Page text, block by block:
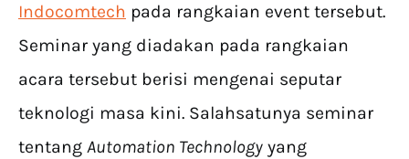
Indocomtech pada rangkaian event tersebut.
Seminar yang diadakan pada rangkaian
acara tersebut berisi mengenai seputar
teknologi masa kini. Salahsatunya seminar
tentang Automation Technology yang